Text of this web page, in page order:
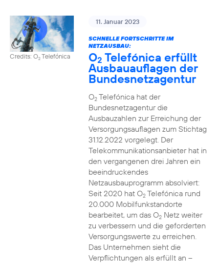
Credits: O2Telefónica
11. Januar 2023
SCHNELLE FORTSCHRITTE IM
NETZAUSBAU:
O2 Telefónica erfüllt
Ausbauauflagen der
Bundesnetzagentur
O2Telefónica hat der
Bundesnetzagentur die
Ausbauzahlen zur Erreichung der
Versorgungsauflagen zum Stichtag
31.12.2022 vorgelegt. Der
Telekommunikationsanbieter hat in
den vergangenen drei Jahren ein
beeindruckendes
Netzausbauprogramm absolviert:
Seit 2020 hat O2Telefónica rund
20.000 Mobilfunkstandorte
bearbeitet, um das O2Netz weiter
zu verbessern und die geforderten
Versorgungswerte zu erreichen.
Das Unternehmen sieht die
Verpflichtungen als erfüllt an –